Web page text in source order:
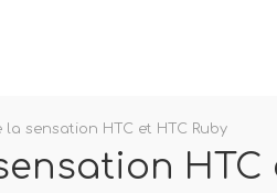
sensation HTC et HTC Ruby
HTC